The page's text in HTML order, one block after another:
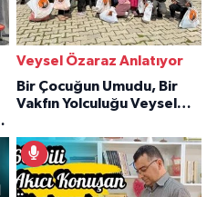
Veysel Özaraz Anlatıyor
Bir Çocuğun Umudu, Bir
Vakfın Yolculuğu Veysel